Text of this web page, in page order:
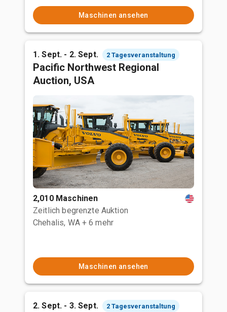
Maschinen ansehen
1. Sept. - 2. Sept. 2 Tagesveranstaltung
Pacific Northwest Regional
Auction, USA
2,010 Maschinen
Zeitlich begrenzte Auktion
Chehalis, WA + 6 mehr
Maschinen ansehen
2. Sept. - 3. Sept. 2 Tagesveranstaltung